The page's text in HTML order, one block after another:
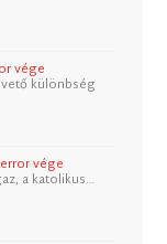
vége
különbség
vége
a katolikus…